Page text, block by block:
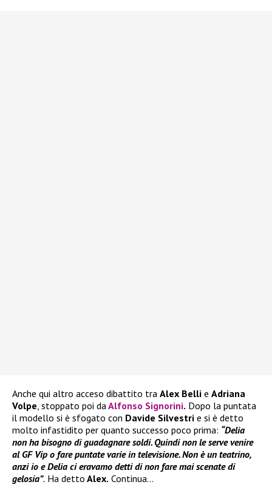
Anche qui altro acceso dibattito tra Alex Belli e Adriana
Volpe, stoppato poi daAlfonso Signorini. Dopo la puntata
il modello si è sfogato con Davide Silvestri e si è detto
molto infastidito per quanto successo poco prima: “Delia
non ha bisogno di guadagnare soldi. Quindi non le serve venire
al GF Vip o fare puntate varie in televisione. Non è un teatrino,
anzi io e Delia ci eravamo detti di non fare mai scenate di
gelosia”. Ha detto Alex. Continua…